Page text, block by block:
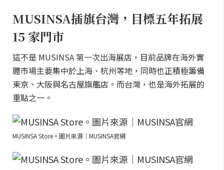
MUSINSA插旗台灣，目標五年拓展
15 家門市
這不是 MUSINSA 第一次出海展店，目前品牌在海外實
體市場主要集中於上海、杭州等地，同時也正積極籌備
東京、大阪與名古屋旗艦店。而台灣，也是海外拓展的
重點之一。
MUSINSA Store。圖片來源｜MUSINSA官網